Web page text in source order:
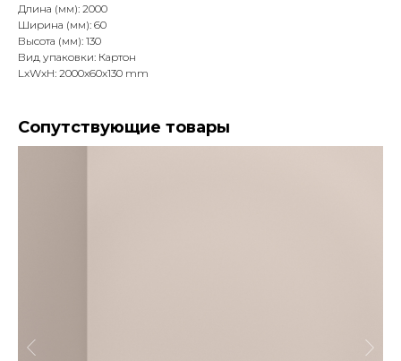
Длина (мм): 2000
Ширина (мм): 60
Высота (мм): 130
Вид упаковки: Картон
LxWxH: 2000x60x130 mm
Сопутствующие товары